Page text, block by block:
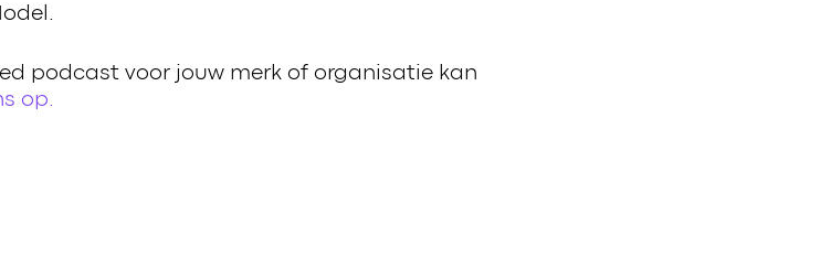
podcast voor jouw merk of organisatie kan
op.